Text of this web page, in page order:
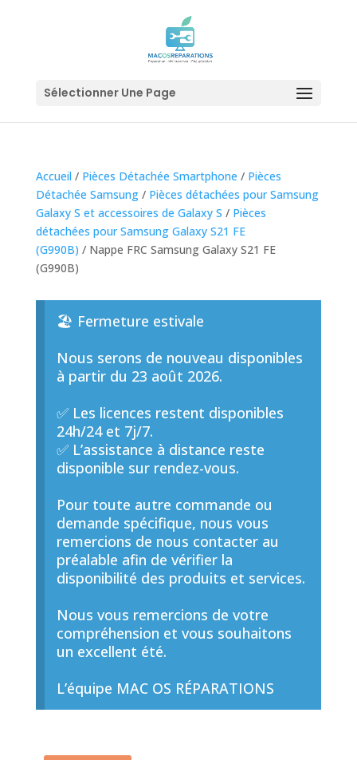
Sélectionner Une Page
Accueil / Pièces Détachée Smartphone / Pièces
Détachée Samsung/ Pièces détachées pour Samsung
Galaxy S et accessoires de Galaxy S / Pièces
détachées pour Samsung Galaxy S21 FE
(G990B) / Nappe FRC Samsung Galaxy S21 FE
(G990B)
🏖️ Fermeture estivale
Nous serons de nouveau disponibles
à partir du 23 août 2026.
✅ Les licences restent disponibles
24h/24 et 7j/7.
✅ L’assistance à distance reste
disponible sur rendez-vous.
Pour toute autre commande ou
demande spécifique, nous vous
remercions de nous contacter au
préalable afin de vérifier la
disponibilité des produits et services.
Nous vous remercions de votre
compréhension et vous souhaitons
un excellent été.
L’équipe MAC OS RÉPARATIONS